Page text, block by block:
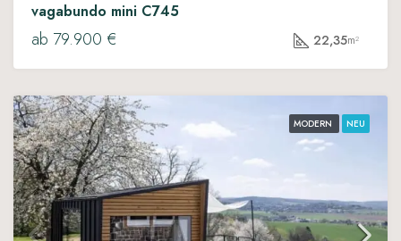
vagabundo mini C745
ab 79.900 € 22,35m²
MODERN NEU